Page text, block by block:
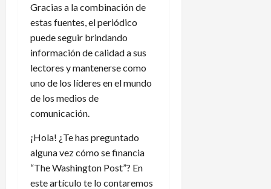
Gracias a la combinación de
estas fuentes, el periódico
puede seguir brindando
información de calidad a sus
lectores y mantenerse como
uno de los líderes en el mundo
de los medios de
comunicación.
¡Hola! ¿Te has preguntado
alguna vez cómo se financia
“The Washington Post”? En
este artículo te lo contaremos